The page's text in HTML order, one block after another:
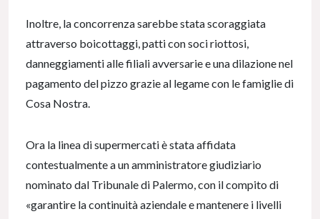
Inoltre, la concorrenza sarebbe stata scoraggiata
attraverso boicottaggi, patti con soci riottosi,
danneggiamenti alle filiali avversarie e una dilazione nel
pagamento del pizzo grazie al legame con le famiglie di
Cosa Nostra.
Ora la linea di supermercati è stata affidata
contestualmente a un amministratore giudiziario
nominato dal Tribunale di Palermo, con il compito di
«garantire la continuità aziendale e mantenere i livelli